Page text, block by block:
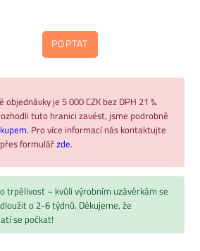
POPTAT
je 5 000 CZK bez DPH 21 %.
tuto hranici zavést, jsme podrobně
Pro více informací nás kontaktujte
formulářzde.
trpělivost – kvůli výrobním uzávěrkám se
o 2-6 týdnů. Děkujeme, že
se počkat!